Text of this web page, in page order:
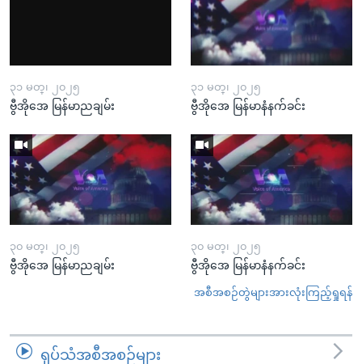
၃၁ မတ္၊ ၂၀၂၅
ဗွီအိုအေ မြန်မာညချမ်း
၃၁ မတ္၊ ၂၀၂၅
ဗွီအိုအေ မြန်မာနံနက်ခင်း
၃၀ မတ္၊ ၂၀၂၅
ဗွီအိုအေ မြန်မာညချမ်း
၃၀ မတ္၊ ၂၀၂၅
ဗွီအိုအေ မြန်မာနံနက်ခင်း
အစီအစဉ်တွဲများအားလုံးကြည့်ရှုရန်
ရုပ်သံအစီအစဉ်များ